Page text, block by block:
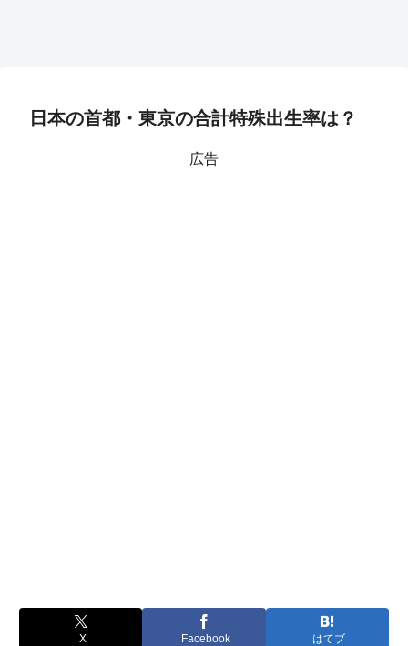
日本の首都・東京の合計特殊出生率は？
広告
X Facebook はてブ